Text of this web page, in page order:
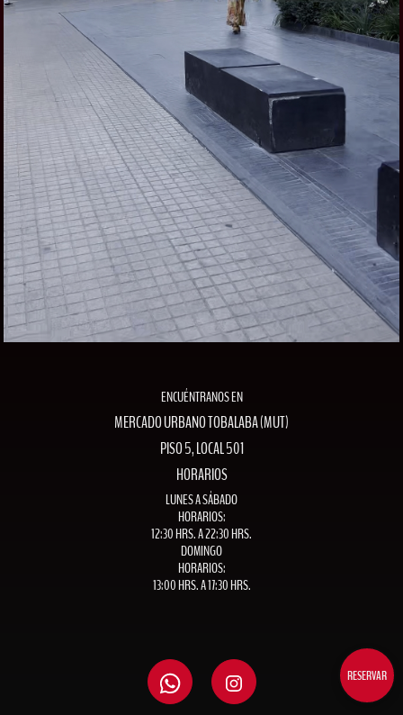
RESERVAR
ENCUÉNTRANOS EN
MERCADO URBANO TOBALABA (MUT)
PISO 5, LOCAL 501
HORARIOS
LUNES A SÁBADO
HORARIOS:
12:30 HRS. A 22:30 HRS.
DOMINGO
HORARIOS:
13:00 HRS. A 17:30 HRS.